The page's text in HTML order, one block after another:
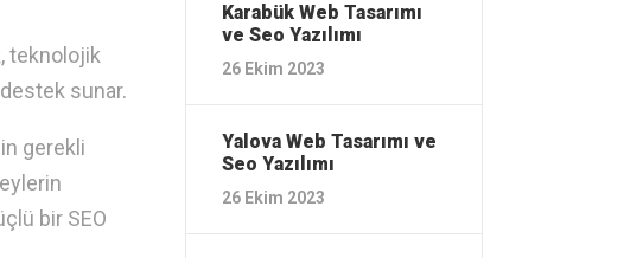
teknolojik
sunar.
gerekli
bir SEO
Karabük ‎Web Tasarımı
ve Seo Yazılımı
26 Ekim 2023
Yalova ‎Web Tasarımı ve
Seo Yazılımı
26 Ekim 2023